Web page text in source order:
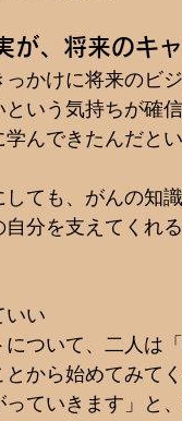
が、将来のキ
かけに将来のビ
いう気持ちが確
んできたんだと
ても、がんの知
分を支えてくれ
いい
ついて、二人は
から始めてみて
ていきます」と